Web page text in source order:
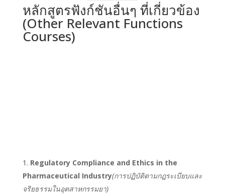
หลักสูตรฟังก์ชันอื่นๆ ที่เกี่ยวข้อง
(Other Relevant Functions
Courses)
Regulatory Compliance and Ethics in the
Pharmaceutical Industry(การปฏิบัติตามกฎระเบียบและ
จริยธรรมในอุตสาหกรรมยา)